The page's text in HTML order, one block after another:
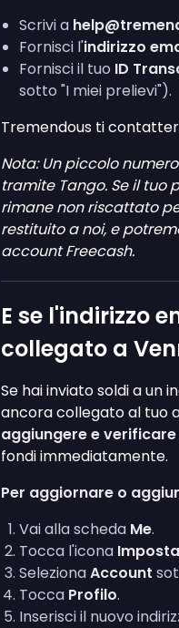
Scrivi a
Fornisci l'indirizzo
Fornisci il tuo ID
sotto "I miei prelievi").
Tremendous ti
Nota: Un piccolo
tramite Tango. Se il tuo
rimane non riscattato
restituito a noi, e
account Freecash.
E se l'indirizzo
collegato a
Se hai inviato soldi a un
ancora collegato al tuo
aggiungere e
fondi immediatamente.
Per aggiornare o
Vai alla scheda Me.
Tocca l'icona
SelezionaAccount
Tocca Profilo.
Inserisci il nuovo